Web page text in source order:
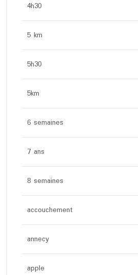
4h30
5 km
5h30
5km
6 semaines
7 ans
8 semaines
accouchement
annecy
apple